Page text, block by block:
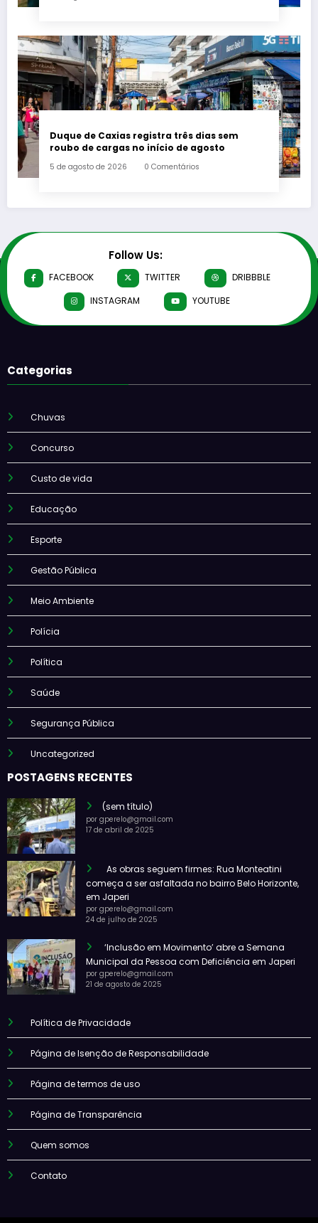
Duque de Caxias registra três dias sem
roubo de cargas no início de agosto
5 de agosto de 2026 0 Comentários
Follow Us:
FACEBOOK TWITTER
DRIBBBLE
INSTAGRAM
YOUTUBE
Categorias
Chuvas
Concurso
Custo de vida
Educação
Esporte
Gestão Pública
Meio Ambiente
Polícia
Política
Saúde
Segurança Pública
Uncategorized
POSTAGENS RECENTES
(sem título)
por gperelo@gmail.com
17 de abril de 2025
As obras seguem firmes: Rua Monteatini
começa a ser asfaltada no bairro Belo Horizonte,
em Japeri
por gperelo@gmail.com
24 de julho de 2025
‘Inclusão em Movimento’ abre a Semana
Municipal da Pessoa com Deficiência em Japeri
por gperelo@gmail.com
21 de agosto de 2025
Política de Privacidade
Página de Isenção de Responsabilidade
Página de termos de uso
Página de Transparência
Quem somos
Contato